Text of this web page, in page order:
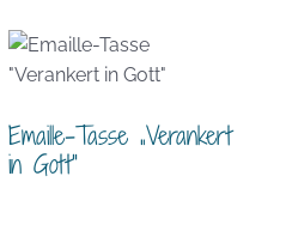
Emaille-Tasse „Verankert
in Gott“